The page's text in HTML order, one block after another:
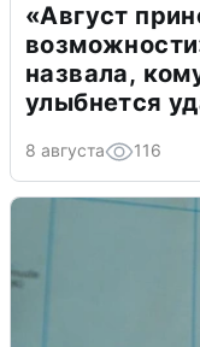
«Август
назвала,
улыбнется
8 августа 116